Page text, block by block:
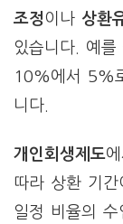
조정이나 상환
있습니다. 예를
10%에서 5%
니다.
개인회생제도
따라 상환 기간
일정 비율의